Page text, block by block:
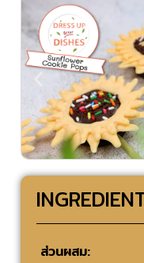
ส่วนผสม: